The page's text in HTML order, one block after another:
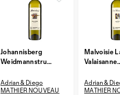
Johannisberg
Weidmannstrunk
Adrian & Diego
MATHIER NOUVEAU
Malvoisie
Valaisanne
Adrian &
MATHIER